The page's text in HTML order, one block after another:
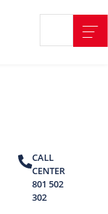
CALL
CENTER
801 502
302